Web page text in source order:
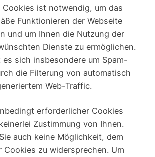
Cookies ist notwendig, um das
Funktionieren der Webseite
und um Ihnen die Nutzung der
Dienste zu ermöglichen.
es sich insbesondere um Spam-
die Filterung von automatisch
Web-Traffic.
erforderlicher Cookies
Zustimmung von Ihnen.
auch keine Möglichkeit, dem
Cookies zu widersprechen. Um